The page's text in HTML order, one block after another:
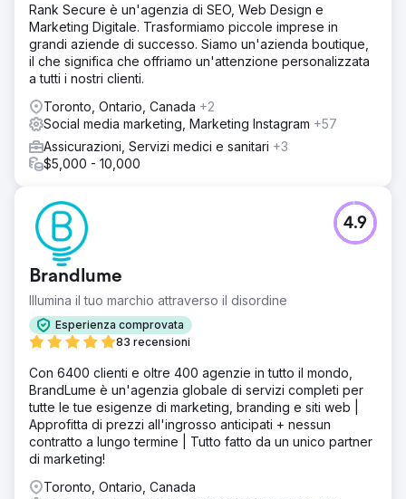
Rank Secure è un'agenzia di SEO, Web Design e
Marketing Digitale. Trasformiamo piccole imprese in
grandi aziende di successo. Siamo un'azienda boutique,
il che significa che offriamo un'attenzione personalizzata
a tutti i nostri clienti.
Toronto, Ontario, Canada +2
Social media marketing, Marketing Instagram +57
Assicurazioni, Servizi medici e sanitari +3
$5,000 - 10,000
Brandlume
Illumina il tuo marchio attraverso il disordine
Esperienza comprovata
83 recensioni
4.9
Con 6400 clienti e oltre 400 agenzie in tutto il mondo,
BrandLume è un'agenzia globale di servizi completi per
tutte le tue esigenze di marketing, branding e siti web |
Approfitta di prezzi all'ingrosso anticipati + nessun
contratto a lungo termine | Tutto fatto da un unico partner
di marketing!
Toronto, Ontario, Canada